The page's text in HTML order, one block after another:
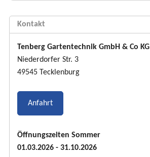
Kontakt
Tenberg Gartentechnik GmbH & Co KG
Niederdorfer Str. 3
49545 Tecklenburg
Anfahrt
Öffnungszeiten Sommer
01.03.2026 - 31.10.2026